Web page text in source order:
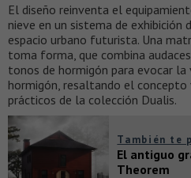
El diseño reinventa el
nieve en un sistema de exhibición
espacio urbano futurista. Una
toma forma, que combina
tonos de hormigón para evocar
hormigón, resaltando el concepto
prácticos de la colección Dualis.
También te
El antiguo
Theorem